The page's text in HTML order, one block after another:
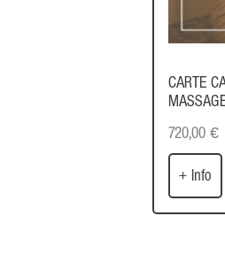
CARTE
720,00€
+ Info